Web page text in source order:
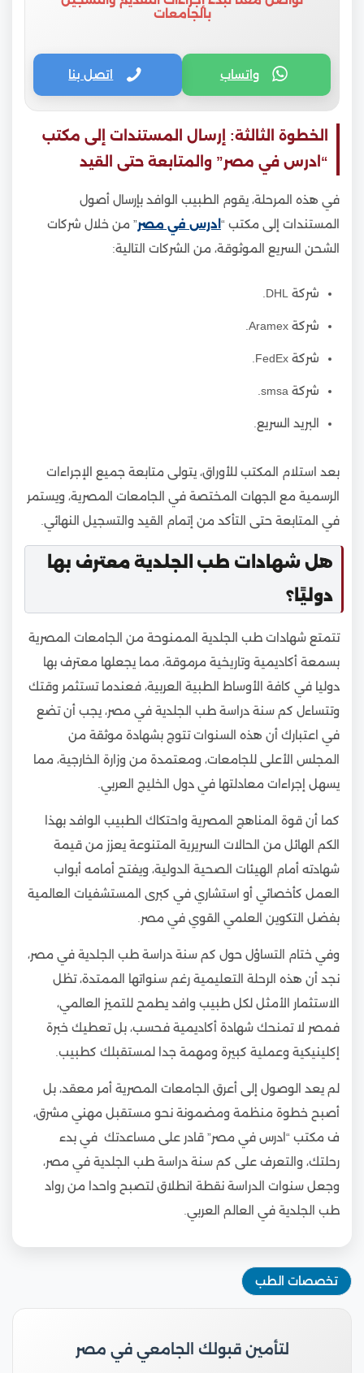
بالجامعات
واتساب اتصل بنا
الخطوة الثالثة: إرسال المستندات إلى مكتب
“ادرس في مصر” والمتابعة حتى القيد
في هذه المرحلة، يقوم الطبيب الوافد بإرسال أصول
المستندات إلى مكتب “ ادرس في مصر” من خلال شركات
الشحن السريع الموثوقة، من الشركات التالية:
شركة DHL.
شركة Aramex.
شركة FedEx.
شركة smsa.
البريد السريع.
بعد استلام المكتب للأوراق، يتولى متابعة جميع الإجراءات
الرسمية مع الجهات المختصة في الجامعات المصرية، ويستمر
في المتابعة حتى التأكد من إتمام القيد والتسجيل النهائي.
هل شهادات طب الجلدية معترف بها
دوليًا؟
تتمتع شهادات طب الجلدية الممنوحة من الجامعات المصرية
بسمعة أكاديمية وتاريخية مرموقة، مما يجعلها معترف بها
دوليا في كافة الأوساط الطبية العربية، فعندما تستثمر وقتك
وتتساءل كم سنة دراسة طب الجلدية في مصر، يجب أن تضع
في اعتبارك أن هذه السنوات تتوج بشهادة موثقة من
المجلس الأعلى للجامعات، ومعتمدة من وزارة الخارجية، مما
يسهل إجراءات معادلتها في دول الخليج العربي.
كما أن قوة المناهج المصرية واحتكاك الطبيب الوافد بهذا
الكم الهائل من الحالات السريرية المتنوعة يعزز من قيمة
شهادته أمام الهيئات الصحية الدولية، ويفتح أمامه أبواب
العمل كأخصائي أو استشاري في كبرى المستشفيات العالمية
بفضل التكوين العلمي القوي في مصر.
وفي ختام التساؤل حول كم سنة دراسة طب الجلدية في مصر،
نجد أن هذه الرحلة التعليمية رغم سنواتها الممتدة، تظل
الاستثمار الأمثل لكل طبيب وافد يطمح للتميز العالمي،
فمصر لا تمنحك شهادة أكاديمية فحسب، بل تعطيك خبرة
إكلينيكية وعملية كبيرة ومهمة جدا لمستقبلك كطبيب.
لم يعد الوصول إلى أعرق الجامعات المصرية أمر معقد، بل
أصبح خطوة منظمة ومضمونة نحو مستقبل مهني مشرق،
ف مكتب “ادرس في مصر” قادر على مساعدتك في بدء
رحلتك، والتعرف على كم سنة دراسة طب الجلدية في مصر،
وجعل سنوات الدراسة نقطة انطلاق لتصبح واحدا من رواد
طب الجلدية في العالم العربي.
تخصصات الطب
لتأمين قبولك الجامعي في مصر